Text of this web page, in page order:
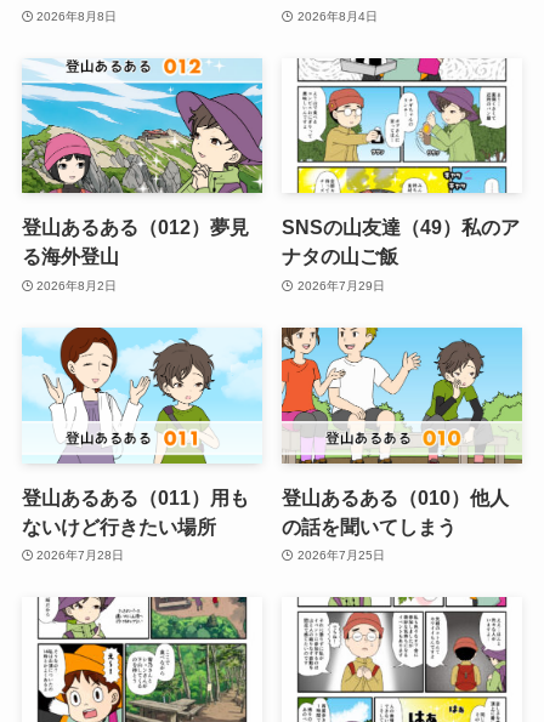
2026年8月8日 2026年8月4日
登山あるある（012）夢見
る海外登山
2026年8月2日
SNSの山友達（49）私のア
ナタの山ご飯
2026年7月29日
登山あるある（011）用も
ないけど行きたい場所
2026年7月28日
登山あるある（010）他人
の話を聞いてしまう
2026年7月25日